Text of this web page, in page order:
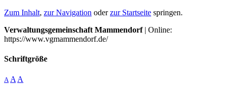
Zum Inhalt, zur Navigation oderzur Startseite springen.
Verwaltungsgemeinschaft Mammendorf| Online:
https://www.vgmammendorf.de/
Schriftgröße
A A A